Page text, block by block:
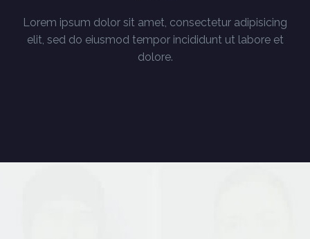
Lorem ipsum dolor sit amet, consectetur adipisicing
elit, sed do eiusmod tempor incididunt ut labore et
dolore.